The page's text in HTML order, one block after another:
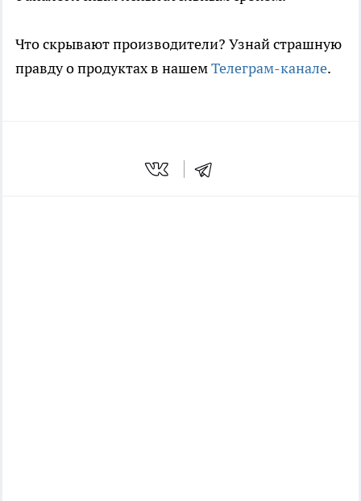
Что скрывают производители? Узнай страшную
правду о продуктах в нашемТелеграм-канале.